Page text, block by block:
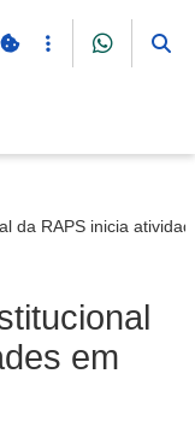
da RAPS inicia
em